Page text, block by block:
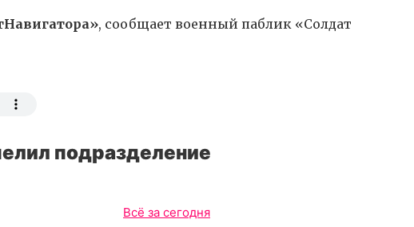
, сообщает военный паблик «Солдат
подразделение
Всё за сегодня